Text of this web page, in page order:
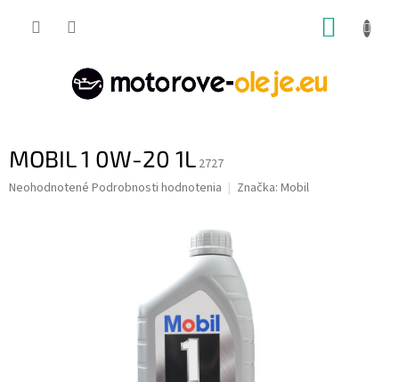
MOBIL 1 0W-20 1L 2727
Priemerné
Neohodnotené Podrobnosti hodnotenia Značka: Mobil